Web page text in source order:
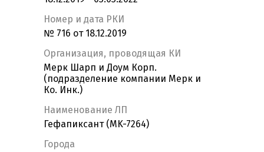
Номер и дата РКИ
№ 716 от 18.12.2019
Организация, проводящая КИ
Мерк Шарп и Доум Корп.
(подразделение компании Мерк и
Ко. Инк.)
Наименование ЛП
Гефапиксант (MK-7264)
Города